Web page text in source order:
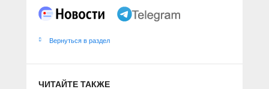
Вернуться в раздел
ЧИТАЙТЕ ТАКЖЕ